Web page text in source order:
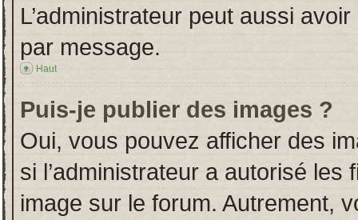
L’administrateur peut aussi
par message.
Haut
Puis-je publier des images ?
Oui, vous pouvez afficher des
si l’administrateur a autorisé
image sur le forum. Autrement,